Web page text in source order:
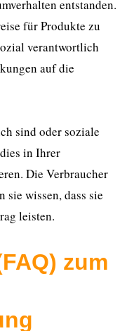
entstanden.
für Produkte zu
verantwortlich
auf die
sind oder soziale
in Ihrer
Die Verbraucher
sie wissen, dass sie
leisten.
zum